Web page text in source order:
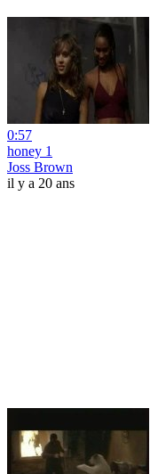
0:57
honey 1
Joss Brown
il y a 20 ans